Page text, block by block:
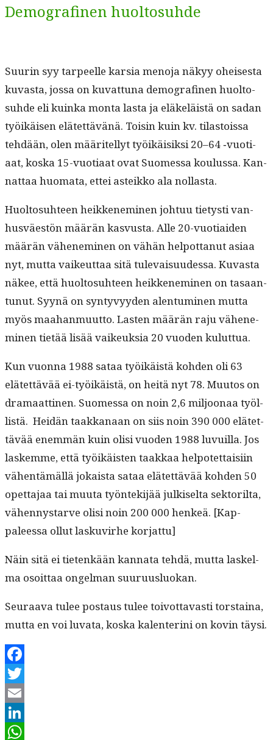
Demografinen huoltosuhde
Suurin syy tarpeelle kar­sia meno­ja näkyy oheis­es­ta
kuvas­ta, jos­sa on kuvat­tuna demografinen huolto­
suhde eli kuin­ka mon­ta las­ta ja eläkeläistä on sadan
työikäisen elätet­tävänä. Toisin kuin kv. tilas­tois­sa
tehdään, olen määritel­lyt työikäisik­si 20–64 ‑vuo­ti­
aat, kos­ka 15-vuo­ti­aat ovat Suomes­sa koulus­sa. Kan­
nat­taa huo­ma­ta, ettei asteikko ala nollasta.
Huolto­suh­teen heikken­e­m­i­nen johtuu tietysti van­
husväestön määrän kasvus­ta. Alle 20-vuo­ti­aiden
määrän vähen­e­m­i­nen on vähän helpot­tanut asi­aa
nyt, mut­ta vaikeut­taa sitä tule­vaisu­udessa. Kuvas­ta
näkee, että huolto­suh­teen heikken­e­m­i­nen on tasaan­
tunut. Syynä on syn­tyvyy­den alen­tu­mi­nen mut­ta
myös maa­han­muut­to. Las­ten määrän raju vähen­e­
m­i­nen tietää lisää vaikeuk­sia 20 vuo­den kuluttua.
Kun vuon­na 1988 sataa työikäistä kohden oli 63
elätet­tävää ei-työikäistä, on heitä nyt 78. Muu­tos on
dra­maat­ti­nen. Suomes­sa on noin 2,6 miljoon­aa työl­
listä. Hei­dän taakkanaan on siis noin 390 000 elätet­
tävää enem­män kuin olisi vuo­den 1988 luvuil­la. Jos
laskemme, että työikäis­ten taakkaa helpotet­taisi­in
vähen­tämäl­lä jokaista sataa elätet­tävää kohden 50
opet­ta­jaa tai muu­ta työn­tek­i­jää julkiselta sek­to­ril­ta,
vähen­nys­tarve olisi noin 200 000 henkeä. [Kap­
paleessa ollut lasku­virhe korjattu]
Näin sitä ei tietenkään kan­na­ta tehdä, mut­ta laskel­
ma osoit­taa ongel­man suuruusluokan.
Seu­raa­va tulee postaus tulee toiv­ot­tavasti torstaina,
mut­ta en voi luva­ta, kos­ka kalen­teri­ni on kovin täysi.
Facebook
Twitter
Email
LinkedIn